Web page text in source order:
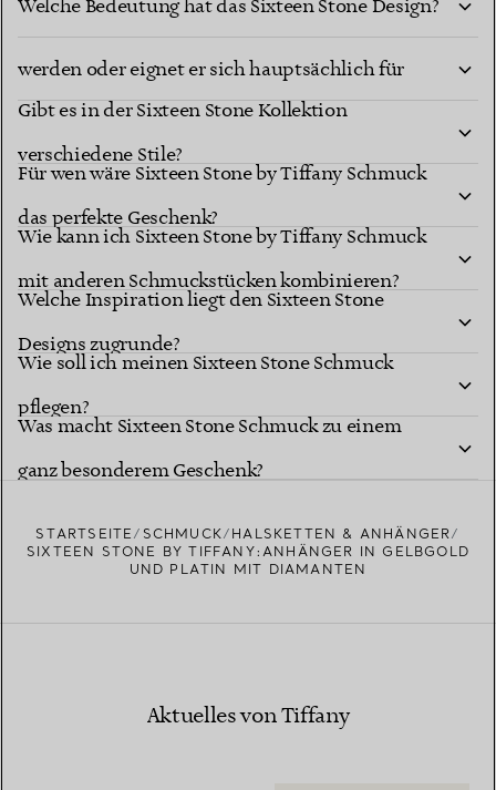
Welche Bedeutung hat das Sixteen Stone Design?
Kann Sixteen Stone Schmuck jeden Tag getragen
werden oder eignet er sich hauptsächlich für
besondere Anlässe?
Gibt es in der Sixteen Stone Kollektion
verschiedene Stile?
Für wen wäre Sixteen Stone by Tiffany Schmuck
das perfekte Geschenk?
Wie kann ich Sixteen Stone by Tiffany Schmuck
mit anderen Schmuckstücken kombinieren?
Welche Inspiration liegt den Sixteen Stone
Designs zugrunde?
Wie soll ich meinen Sixteen Stone Schmuck
pflegen?
Was macht Sixteen Stone Schmuck zu einem
ganz besonderem Geschenk?
STARTSEITE SCHMUCK
HALSKETTEN & ANHÄNGER
SIXTEEN STONE BY TIFFANY:ANHÄNGER IN GELBGOLD
UND PLATIN MIT DIAMANTEN
Aktuelles von Tiffany